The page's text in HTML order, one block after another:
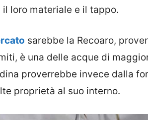
loro materiale e il tappo.
sarebbe la Recoaro,
è una delle acque di
proverrebbe invece dalla
proprietà al suo interno.